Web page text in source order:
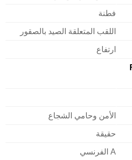
فطنة
اللقب المتعلقة الصيد بالصقور
ارتفاع
الأمن وحامي الشجاع
حقيقة